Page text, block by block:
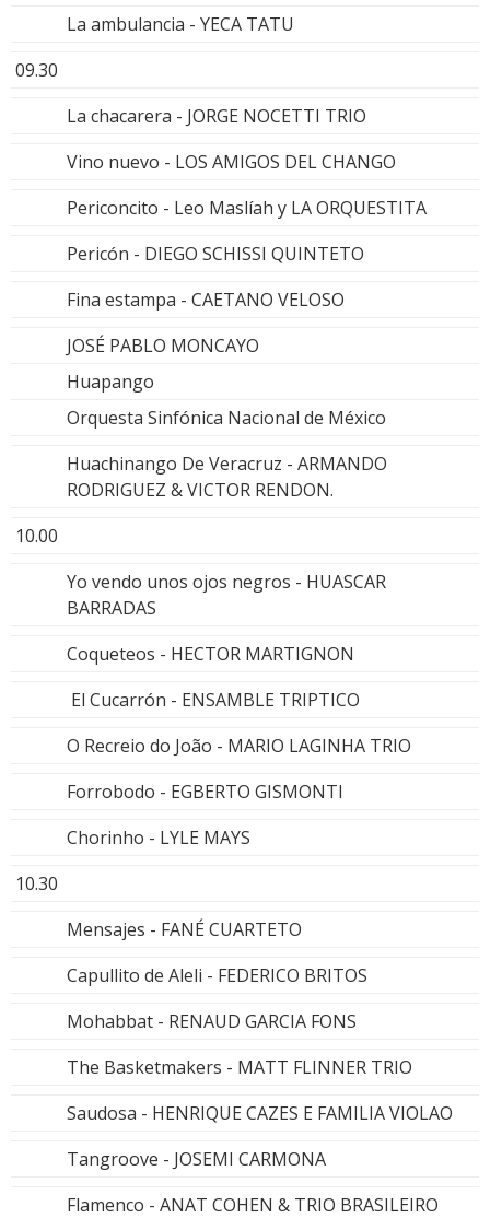
La ambulancia - YECA TATU
09.30
La chacarera - JORGE NOCETTI TRIO
Vino nuevo - LOS AMIGOS DEL CHANGO
Periconcito - Leo Maslíah y LA ORQUESTITA
Pericón - DIEGO SCHISSI QUINTETO
Fina estampa - CAETANO VELOSO
JOSÉ PABLO MONCAYO
Huapango
Orquesta Sinfónica Nacional de México
Huachinango De Veracruz - ARMANDO
RODRIGUEZ & VICTOR RENDON.
10.00
Yo vendo unos ojos negros - HUASCAR
BARRADAS
Coqueteos - HECTOR MARTIGNON
El Cucarrón - ENSAMBLE TRIPTICO
O Recreio do João - MARIO LAGINHA TRIO
Forrobodo - EGBERTO GISMONTI
Chorinho - LYLE MAYS
10.30
Mensajes - FANÉ CUARTETO
Capullito de Aleli - FEDERICO BRITOS
Mohabbat - RENAUD GARCIA FONS
The Basketmakers - MATT FLINNER TRIO
Saudosa - HENRIQUE CAZES E FAMILIA VIOLAO
Tangroove - JOSEMI CARMONA
Flamenco - ANAT COHEN & TRIO BRASILEIRO